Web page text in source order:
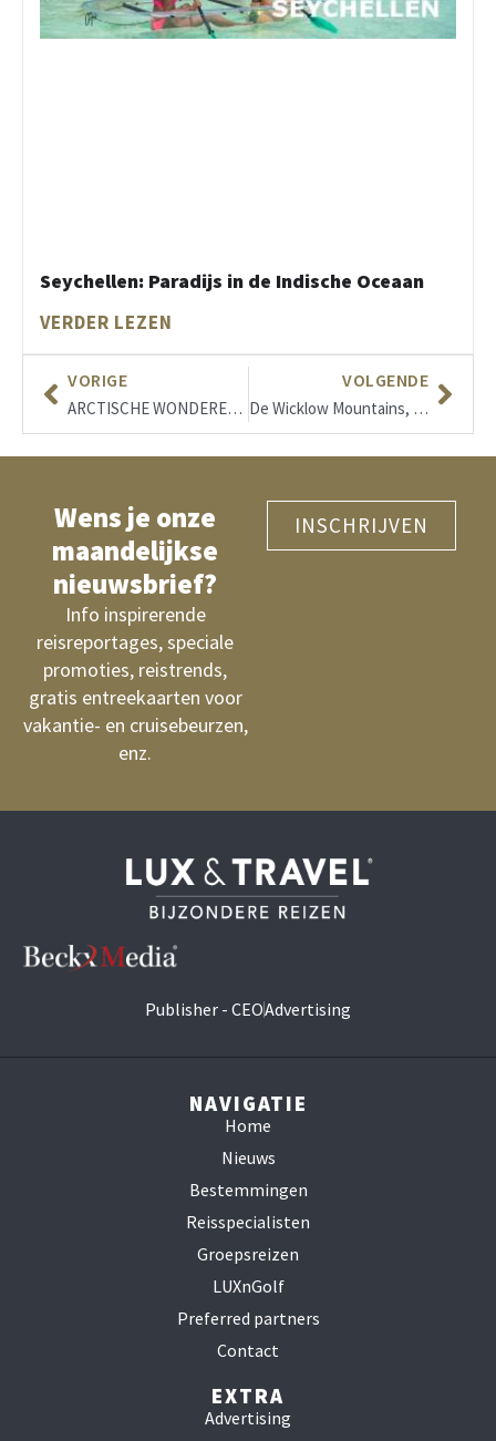
Seychellen: Paradijs in de Indische Oceaan
VERDER LEZEN
VORIGE
ARCTISCHE WONDEREN – Noorderlicht
VOLGENDE
De Wicklow Mountains, Ierland
Wens je onze
maandelijkse
nieuwsbrief?
Info inspirerende
reisreportages, speciale
promoties, reistrends,
gratis entreekaarten voor
vakantie- en cruisebeurzen,
enz.
INSCHRIJVEN
Publisher - CEOAdvertising
NAVIGATIE
Home
Nieuws
Bestemmingen
Reisspecialisten
Groepsreizen
LUXnGolf
Preferred partners
Contact
EXTRA
Advertising